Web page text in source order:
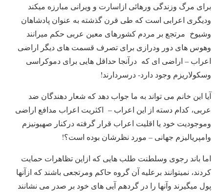
برای مرگ وزندگی ورهائی ازاسارت و ویرانی مبارزه میکند
ودیگری اعرابی است که طی قرن گذشته به عنوان پادشاهان
وشیوخ مرتجع بر مردم کشورهای معین عربی حکم میرانند
وهوس های دور ودرازی برای تصرف قسمت های دیگر اراضی
اعراب – اراضی ای که درآنجا حداقل هایی برای دموکراسی
وسکولاریزم وجود دارد- درسردارند!
آیا این خانم می تواند به ما جواب دهد که شعار دهندگان ضد
عربی، کدام دسته از این اعراب – اکثریت اعراب مدافع اراضی
وموجودیت خود یا اقلیت اعراب قرار گرفته درکنار صهیونیزم
وامپریالیزم جهانی – مورد نظرشان بوده است؟!
اما باند رجوی وسلطنت طلب هایی که ازاین تظاهرات حمایت
کردند، نمیتوانند برعلیه آن گروه حاکم ومرتجعی باشند که ازآنها
پول میگیرند وآنها را در گردهم آیی های خود بر صدر می نشانند